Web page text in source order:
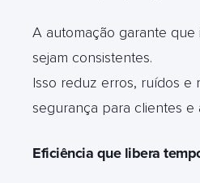
A automação garante que
sejam consistentes.
Isso reduz erros, ruídos e
segurança para clientes e
Eficiência que libera